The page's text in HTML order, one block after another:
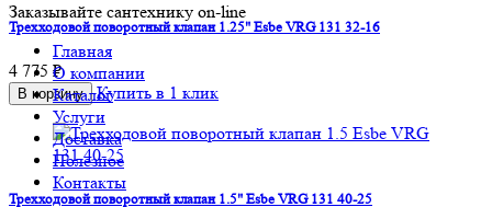
Трехходовой поворотный клапан 1.25" Esbe VRG 131 32-16
4 775 ₽
В корзину Купить в 1 клик
Трехходовой поворотный клапан 1.5" Esbe VRG 131 40-25
Заказывайте сантехнику on-line
Главная
О компании
Каталог
Услуги
Доставка
Полезное
Контакты